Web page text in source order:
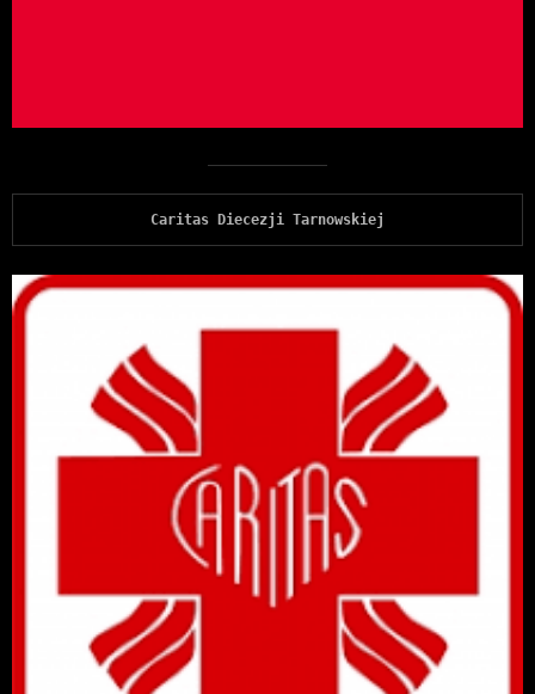
Caritas Diecezji Tarnowskiej